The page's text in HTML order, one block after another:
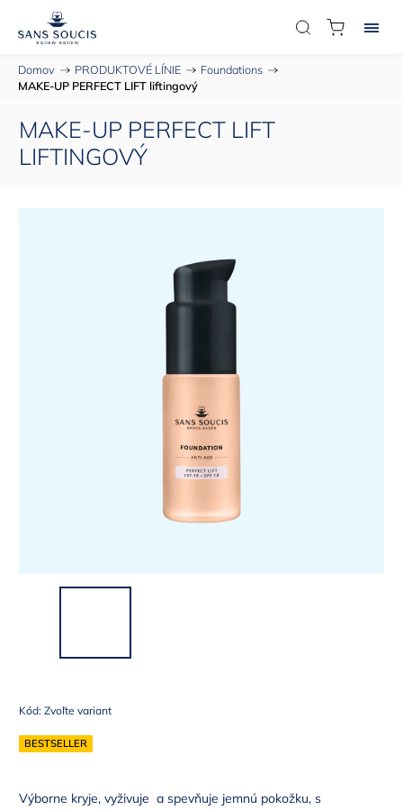
Domov / PRODUKTOVÉ LÍNIE / Foundations /
MAKE-UP PERFECT LIFT liftingový
MAKE-UP PERFECT LIFT
LIFTINGOVÝ
Kód: Zvoľte variant
BESTSELLER
Výborne kryje, vyživuje a spevňuje jemnú pokožku, s